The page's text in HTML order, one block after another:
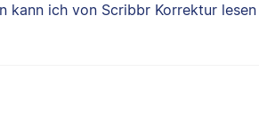
kann ich von Scribbr Korrektur lesen